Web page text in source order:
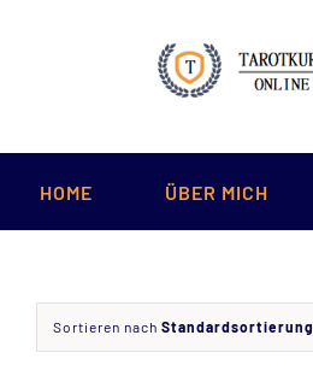
HOME ÜBER MICH
Sortieren nach Standardsortierung